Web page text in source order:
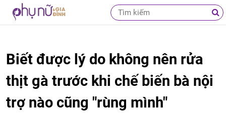
Biết được lý do không nên rửa
thịt gà trước khi chế biến bà nội
trợ nào cũng "rùng mình"